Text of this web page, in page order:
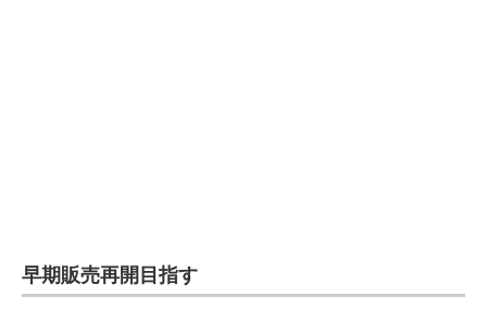
早期販売再開目指す